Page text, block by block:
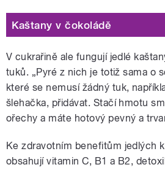
Kaštany v čokoládě
V cukrařině ale fungují jedlé
tuků. „Pyré z nich je totiž sama o
které se nemusí žádný tuk,
šlehačka, přidávat. Stačí hmotu
ořechy a máte hotový pevný a
Ke zdravotním benefitům jedlých
obsahují vitamin C, B1 a B2,